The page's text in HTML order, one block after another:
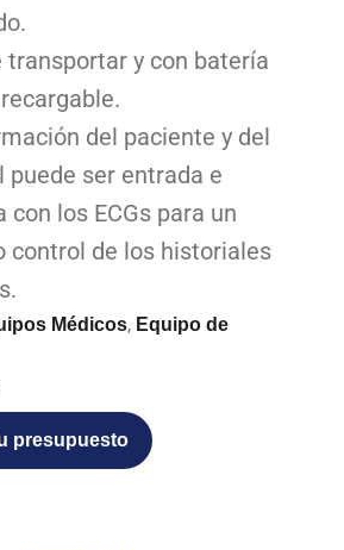
transportar y con batería
del paciente y del
puede ser entrada e
con los ECGs para un
control de los historiales
Médicos, Equipo de
presupuesto